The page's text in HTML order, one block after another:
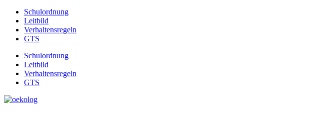
Schulordnung
Leitbild
Verhaltensregeln
GTS
Schulordnung
Leitbild
Verhaltensregeln
GTS